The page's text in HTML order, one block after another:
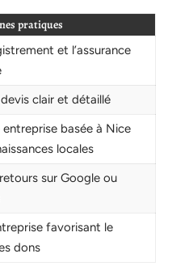
pratiques
et l’assurance
clair et détaillé
entreprise basée à Nice
locales
sur Google ou
favorisant le
dons